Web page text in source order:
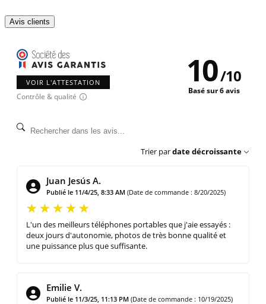
Avis clients
VOIR L'ATTESTATION
Contrôle & qualité
10/10
Basé sur 6 avis
Trier pardate décroissante
Juan Jesús A.
Publié le 11/4/25, 8:33 AM (Date de commande : 8/20/2025)
L'un des meilleurs téléphones portables que j'aie essayés :
deux jours d'autonomie, photos de très bonne qualité et
une puissance plus que suffisante.
Emilie V.
Publié le 11/3/25, 11:13 PM (Date de commande : 10/19/2025)